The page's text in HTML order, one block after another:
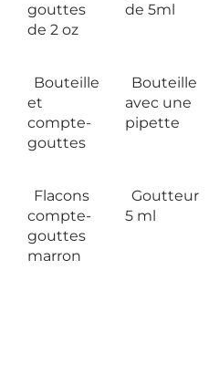
gouttes
de 2 oz
de 5ml
Bouteille
et
compte-
gouttes
Bouteille
avec une
pipette
Flacons
compte-
gouttes
marron
Goutteur
5 ml